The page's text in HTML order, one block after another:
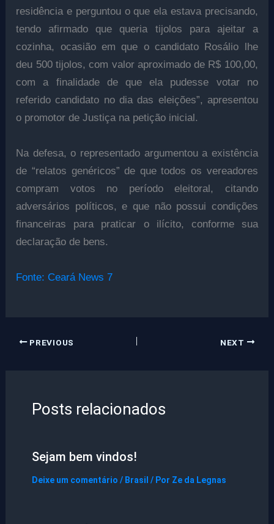
residência e perguntou o que ela estava precisando,
tendo afirmado que queria tijolos para ajeitar a
cozinha, ocasião em que o candidato Rosálio lhe
deu 500 tijolos, com valor aproximado de R$ 100,00,
com a finalidade de que ela pudesse votar no
referido candidato no dia das eleições”, apresentou
o promotor de Justiça na petição inicial.
Na defesa, o representado argumentou a existência
de “relatos genéricos” de que todos os vereadores
compram votos no período eleitoral, citando
adversários políticos, e que não possui condições
financeiras para praticar o ilícito, conforme sua
declaração de bens.
Fonte: Ceará News 7
PREVIOUS NEXT
Posts relacionados
Sejam bem vindos!
Deixe um comentário / Brasil / Por Ze da Legnas